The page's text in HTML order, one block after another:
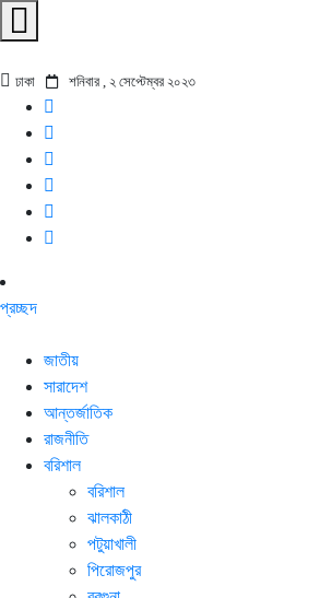
ঢাকা শনিবার , ২ সেপ্টেম্বর ২০২৩
প্রচ্ছদ
জাতীয়
সারাদেশ
আন্তর্জাতিক
রাজনীতি
বরিশাল
বরিশাল
ঝালকাঠী
পটুয়াখালী
পিরোজপুর